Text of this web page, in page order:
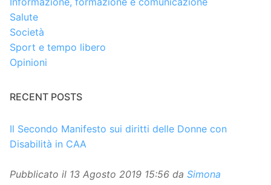
Salute
Società
Sport e tempo libero
Opinioni
RECENT POSTS
Il Secondo Manifesto sui diritti delle Donne con
Disabilità in CAA
Pubblicato il 13 Agosto 2019 15:56 da Simona